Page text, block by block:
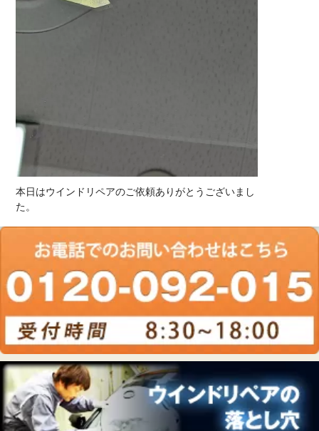
本日はウインドリペアのご依頼ありがとうございまし
た。